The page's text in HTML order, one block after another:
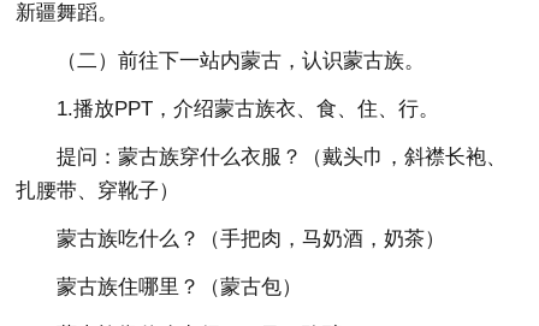
新疆舞蹈。
（二）前往下一站内蒙古，认识蒙古族。
1.播放PPT，介绍蒙古族衣、食、住、行。
提问：蒙古族穿什么衣服？（戴头巾，斜襟长袍、
扎腰带、穿靴子）
蒙古族吃什么？（手把肉，马奶酒，奶茶）
蒙古族住哪里？（蒙古包）